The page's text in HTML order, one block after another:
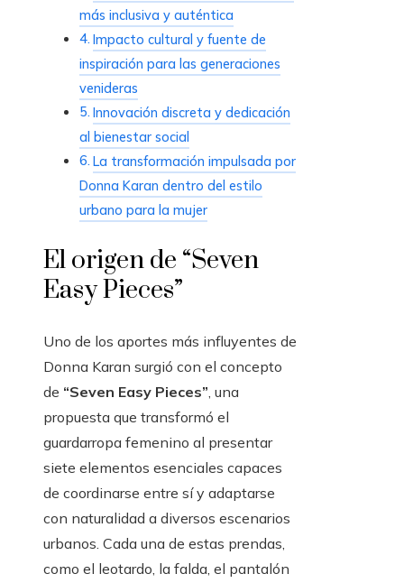
más inclusiva y auténtica
Impacto cultural y fuente de
inspiración para las generaciones
venideras
Innovación discreta y dedicación
al bienestar social
La transformación impulsada por
Donna Karan dentro del estilo
urbano para la mujer
El origen de “Seven
Easy Pieces”
Uno de los aportes más influyentes de
Donna Karan surgió con el concepto
de “Seven Easy Pieces” , una
propuesta que transformó el
guardarropa femenino al presentar
siete elementos esenciales capaces
de coordinarse entre sí y adaptarse
con naturalidad a diversos escenarios
urbanos. Cada una de estas prendas,
como el leotardo, la falda, el pantalón